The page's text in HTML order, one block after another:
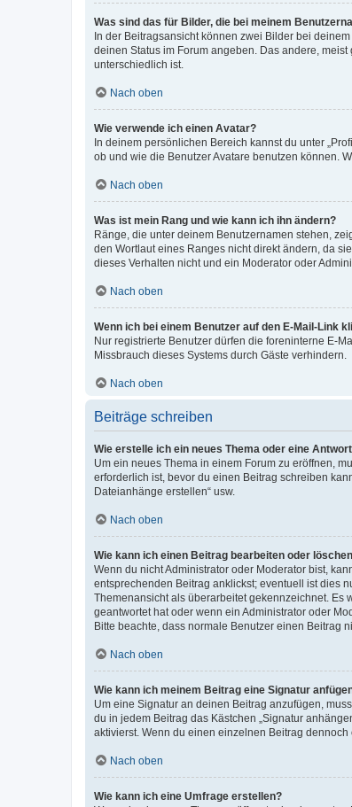
Was sind das für Bilder, die bei meinem
In der Beitragsansicht können zwei Bilder bei
deinen Status im Forum angeben. Das andere,
unterschiedlich ist.
Nach oben
Wie verwende ich einen Avatar?
In deinem persönlichen Bereich kannst du unter
ob und wie die Benutzer Avatare benutzen können.
Nach oben
Was ist mein Rang und wie kann ich ihn ändern?
Ränge, die unter deinem Benutzernamen stehen,
den Wortlaut eines Ranges nicht direkt ändern, da
dieses Verhalten nicht und ein Moderator oder
Nach oben
Wenn ich bei einem Benutzer auf den E-Mail-Link
Nur registrierte Benutzer dürfen die foreninterne E-
Missbrauch dieses Systems durch Gäste verhindern.
Nach oben
Beiträge schreiben
Wie erstelle ich ein neues Thema oder eine
Um ein neues Thema in einem Forum zu eröffnen,
erforderlich ist, bevor du einen Beitrag schreiben
Dateianhänge erstellen“ usw.
Nach oben
Wie kann ich einen Beitrag bearbeiten oder
Wenn du nicht Administrator oder Moderator bist,
entsprechenden Beitrag anklickst; eventuell ist dies
Themenansicht als überarbeitet gekennzeichnet. Es
geantwortet hat oder wenn ein Administrator oder
Bitte beachte, dass normale Benutzer einen Beitrag
Nach oben
Wie kann ich meinem Beitrag eine Signatur
Um eine Signatur an deinen Beitrag anzufügen,
du in jedem Beitrag das Kästchen „Signatur
aktivierst. Wenn du einen einzelnen Beitrag
Nach oben
Wie kann ich eine Umfrage erstellen?